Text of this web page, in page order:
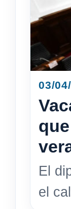
03/
El
el